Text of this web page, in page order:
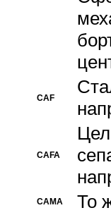
CAF
CAFA
CAMA То